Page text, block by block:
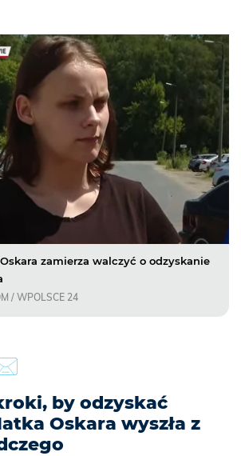
zamierza walczyć o odzyskanie
/ WPOLSCE 24
by odzyskać
Oskara wyszła z